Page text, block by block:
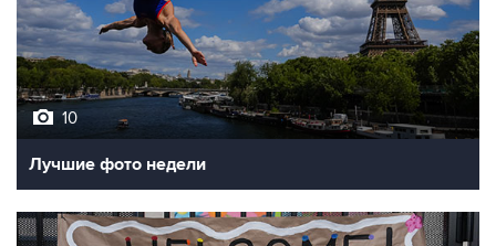
10
Лучшие фото недели